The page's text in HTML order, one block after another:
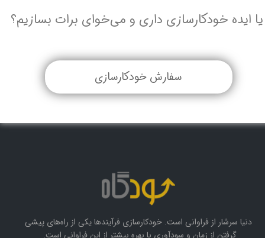
دنیا سرشار از فراوانی است. خودکارسازی فرآیندها یکی از راه‌های پیشی
گرفتن از زمان و سودآوری با بهره بیشتر از این فراوانی است.
یا ایده خودکارسازی داری و می‌خوای برات بسازیم؟
سفارش خودکارسازی